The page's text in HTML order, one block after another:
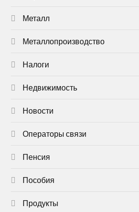
Металл
Металлопроизводство
Налоги
Недвижимость
Новости
Операторы связи
Пенсия
Пособия
Продукты